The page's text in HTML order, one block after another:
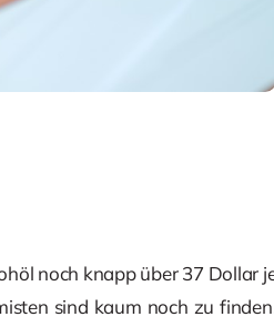
noch knapp über 37 Dollar
sind kaum noch zu